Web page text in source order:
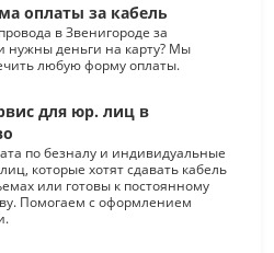
оплаты за кабель
в Звенигороде за
нужны деньги на карту? Мы
любую форму оплаты.
для юр. лиц в
по безналу и индивидуальные
которые хотят сдавать кабель
или готовы к постоянному
Помогаем с оформлением